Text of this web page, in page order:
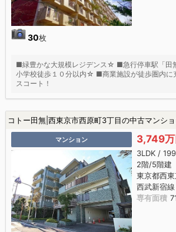
30枚
■緑豊かな大規模レジデンス☆ ■急行停車駅「田
小学校徒歩１０分以内☆ ■商業施設が徒歩圏内に
スコート！
コトー田無|西東京市西原町3丁目の中古マンシ
マンション 3,749万
3LDK /
2階/5階建
東京都西
西武新宿
専有面積